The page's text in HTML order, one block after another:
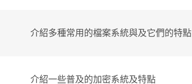
介紹多種常用的檔案系統與及它們的特點
介紹一些普及的加密系統及特點